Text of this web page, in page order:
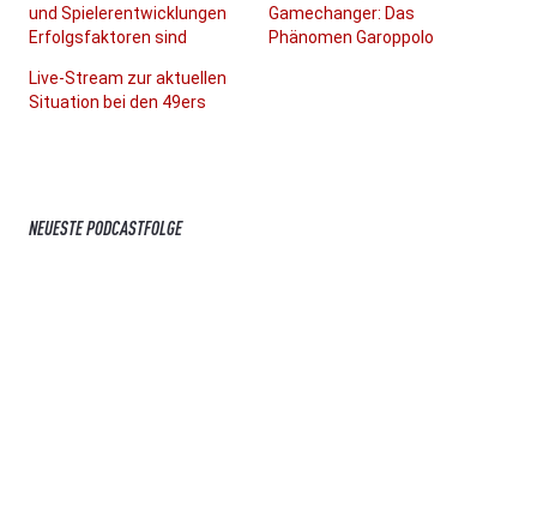
und Spielerentwicklungen
Erfolgsfaktoren sind
Gamechanger: Das
Phänomen Garoppolo
Live-Stream zur aktuellen
Situation bei den 49ers
NEUESTE PODCASTFOLGE